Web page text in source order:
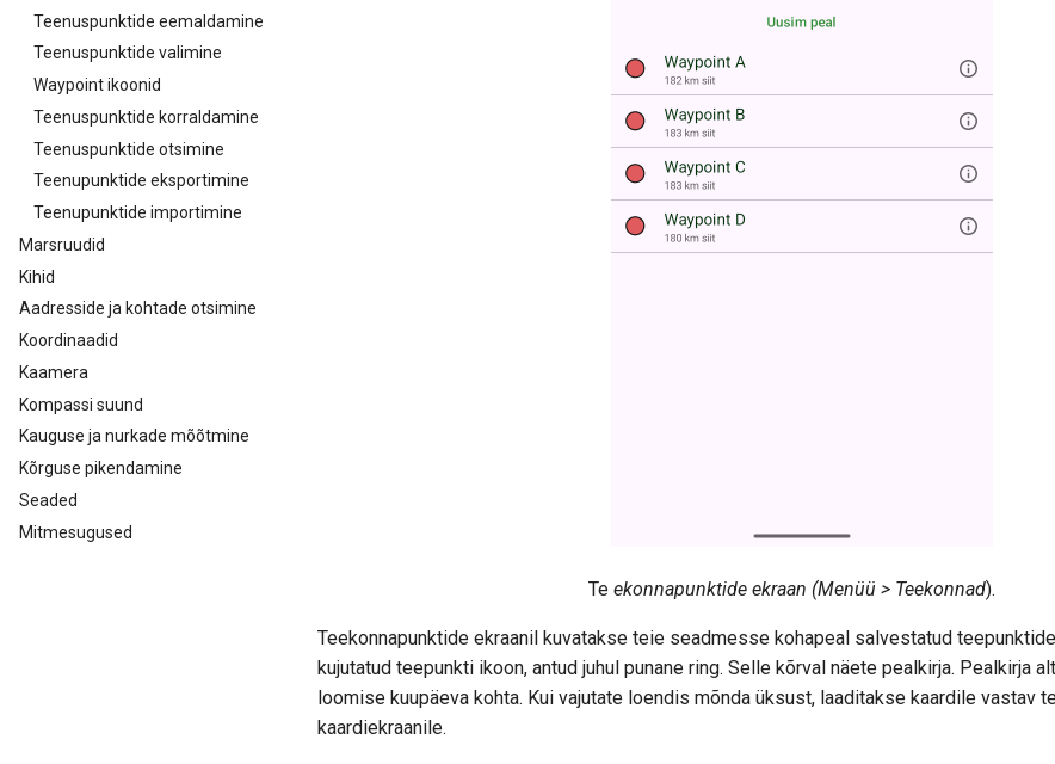
Teenuspunktide eemaldamine
Teenuspunktide valimine
Waypoint ikoonid
Teenuspunktide korraldamine
Teenuspunktide otsimine
Teenupunktide eksportimine
Teenupunktide importimine
Marsruudid
Kihid
Aadresside ja kohtade otsimine
Koordinaadid
Kaamera
Kompassi suund
Kauguse ja nurkade mõõtmine
Kõrguse pikendamine
Seaded
Mitmesugused
Te ekonnapunktide ekraan (Menüü > Teekonnad).
Teekonnapunktide ekraanil kuvatakse teie seadmesse kohapeal salvestatud
kujutatud teepunkti ikoon, antud juhul punane ring. Selle kõrval näete pealkirja. Pealkirja
loomise kuupäeva kohta. Kui vajutate loendis mõnda üksust, laaditakse kaardile vastav
kaardiekraanile.